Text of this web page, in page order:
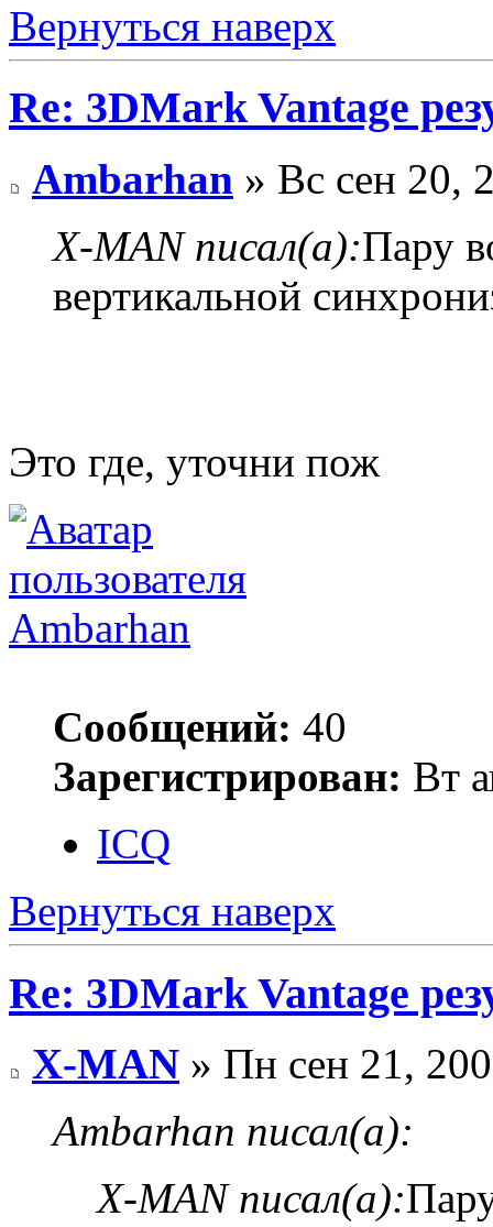
Вернуться наверх
Re: 3DMark Vantage
Ambarhan » Вс сен 20,
X-MAN писал(а):Пару
вертикальной
Это где, уточни пож
Ambarhan
Сообщений: 40
Зарегистрирован: Вт
ICQ
Вернуться наверх
Re: 3DMark Vantage
X-MAN » Пн сен 21,
Ambarhan писал(а):
X-MAN писал(а):